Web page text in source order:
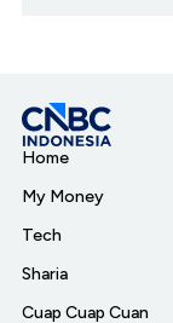
Home
My Money
Tech
Sharia
Cuap Cuap Cuan